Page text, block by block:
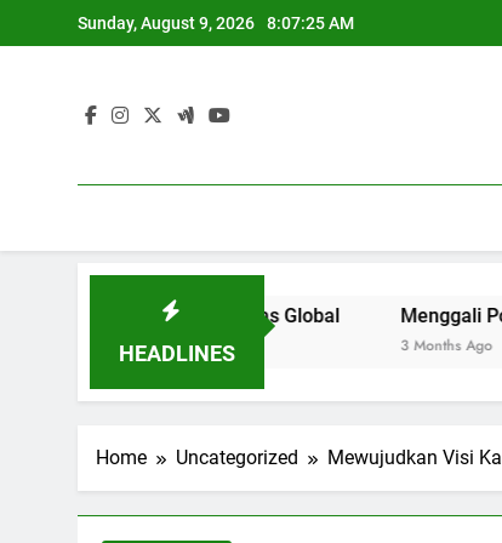
to
Sunday, August 9, 2026 8:07:26 AM
HEADLINES
di Universitas Global Menggali Potensi
Home Uncategorized Mewujudkan Visi